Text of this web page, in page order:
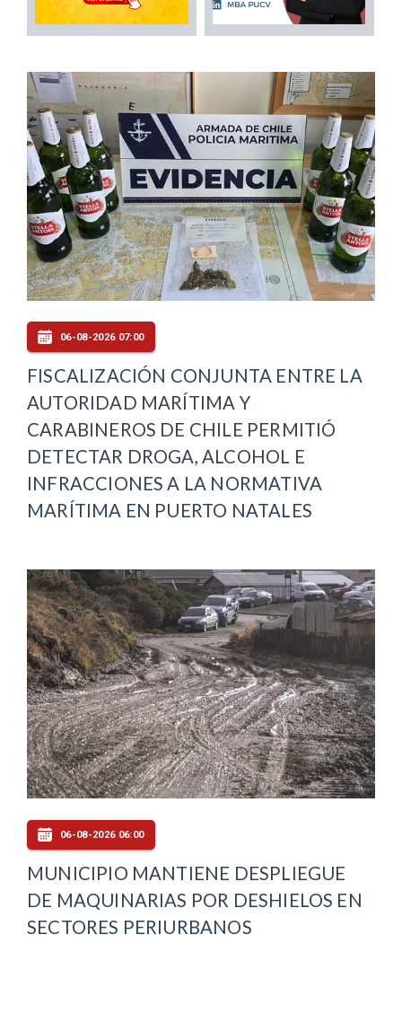
06-08-2026 07:00
FISCALIZACIÓN CONJUNTA ENTRE LA
AUTORIDAD MARÍTIMA Y
CARABINEROS DE CHILE PERMITIÓ
DETECTAR DROGA, ALCOHOL E
INFRACCIONES A LA NORMATIVA
MARÍTIMA EN PUERTO NATALES
06-08-2026 06:00
MUNICIPIO MANTIENE DESPLIEGUE
DE MAQUINARIAS POR DESHIELOS EN
SECTORES PERIURBANOS